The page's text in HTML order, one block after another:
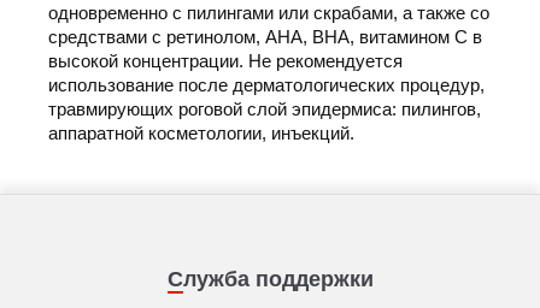
одновременно с пилингами или скрабами, а также со
средствами с ретинолом, AHA, BHA, витамином C в
высокой концентрации. Не рекомендуется
использование после дерматологических процедур,
травмирующих роговой слой эпидермиса: пилингов,
аппаратной косметологии, инъекций.
Служба поддержки